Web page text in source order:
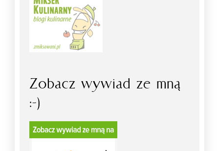
Zobacz wywiad ze mną
:-)